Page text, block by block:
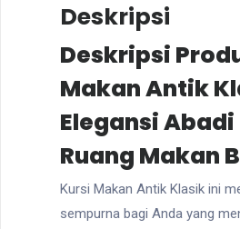
Deskripsi
Deskripsi
Makan Antik
Elegansi
Ruang Makan
Kursi Makan Antik Klasik ini
sempurna bagi Anda yang